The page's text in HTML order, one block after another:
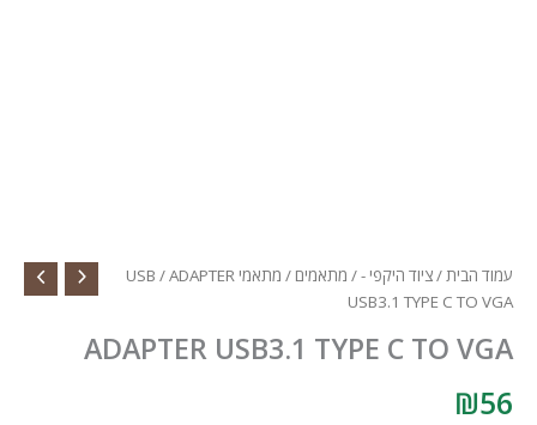
עמוד הבית/ציוד היקפי -/ מתאמים / מתאמי USB / ADAPTER
USB3.1 TYPE C TO VGA
ADAPTER USB3.1 TYPE C TO VGA
₪56